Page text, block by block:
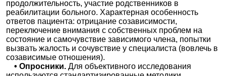
продолжительность, участие родственников в
реабилитации больного. Характерная особенность
ответов пациента: отрицание созависимости,
переключение внимания с собственных проблем на
состояние и самочувствие зависимого члена, попытки
вызвать жалость и сочувствие у специалиста (вовлечь в
созависимые отношения).
• Опросники.Для объективного исследования